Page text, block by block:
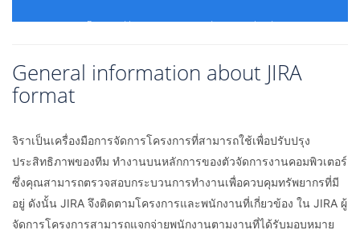
General information about JIRA
format
จิราเป็นเครื่องมือการจัดการโครงการที่สามารถใช้เพื่อปรับปรุง
ประสิทธิภาพของทีม ทำงานบนหลักการของตัวจัดการงานคอมพิวเตอร์
ซึ่งคุณสามารถตรวจสอบกระบวนการทำงานเพื่อควบคุมทรัพยากรที่มี
อยู่ ดังนั้น JIRA จึงติดตามโครงการและพนักงานที่เกี่ยวข้อง ใน JIRA ผู้
จัดการโครงการสามารถแจกจ่ายพนักงานตามงานที่ได้รับมอบหมาย